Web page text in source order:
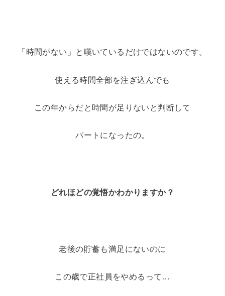
「時間がない」と嘆いているだけではないのです。
使える時間全部を注ぎ込んでも
この年からだと時間が足りないと判断して
パートになったの。
どれほどの覚悟かわかりますか？
老後の貯蓄も満足にないのに
この歳で正社員をやめるって…